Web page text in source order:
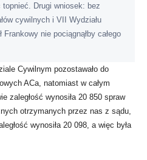
topnieć. Drugi wniosek: bez
cywilnych i VII Wydziału
nie pociągnąłby całego
Cywilnym pozostawało do
ACa, natomiast w całym
zaległość wynosiła 20 850 spraw
otrzymanych przez nas z sądu,
wynosiła 20 098, a więc była